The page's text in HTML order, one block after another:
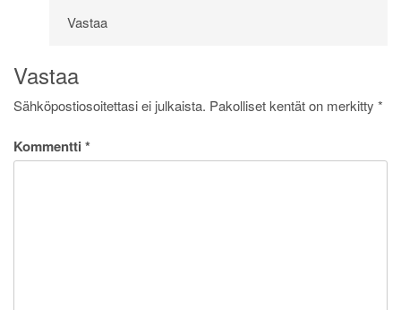
Vastaa
Vastaa
Sähköpostiosoitettasi ei julkaista. Pakolliset kentät on merkitty *
Kommentti *